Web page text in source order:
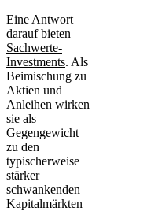
Eine Antwort
darauf bieten
Sachwerte-
Investments. Als
Beimischung zu
Aktien und
Anleihen wirken
sie als
Gegengewicht
zu den
typischerweise
stärker
schwankenden
Kapitalmärkten